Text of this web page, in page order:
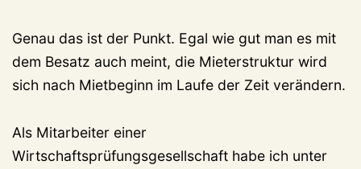
Genau das ist der Punkt. Egal wie gut man es mit
dem Besatz auch meint, die Mieterstruktur wird
sich nach Mietbeginn im Laufe der Zeit verändern.
Als Mitarbeiter einer
Wirtschaftsprüfungsgesellschaft habe ich unter